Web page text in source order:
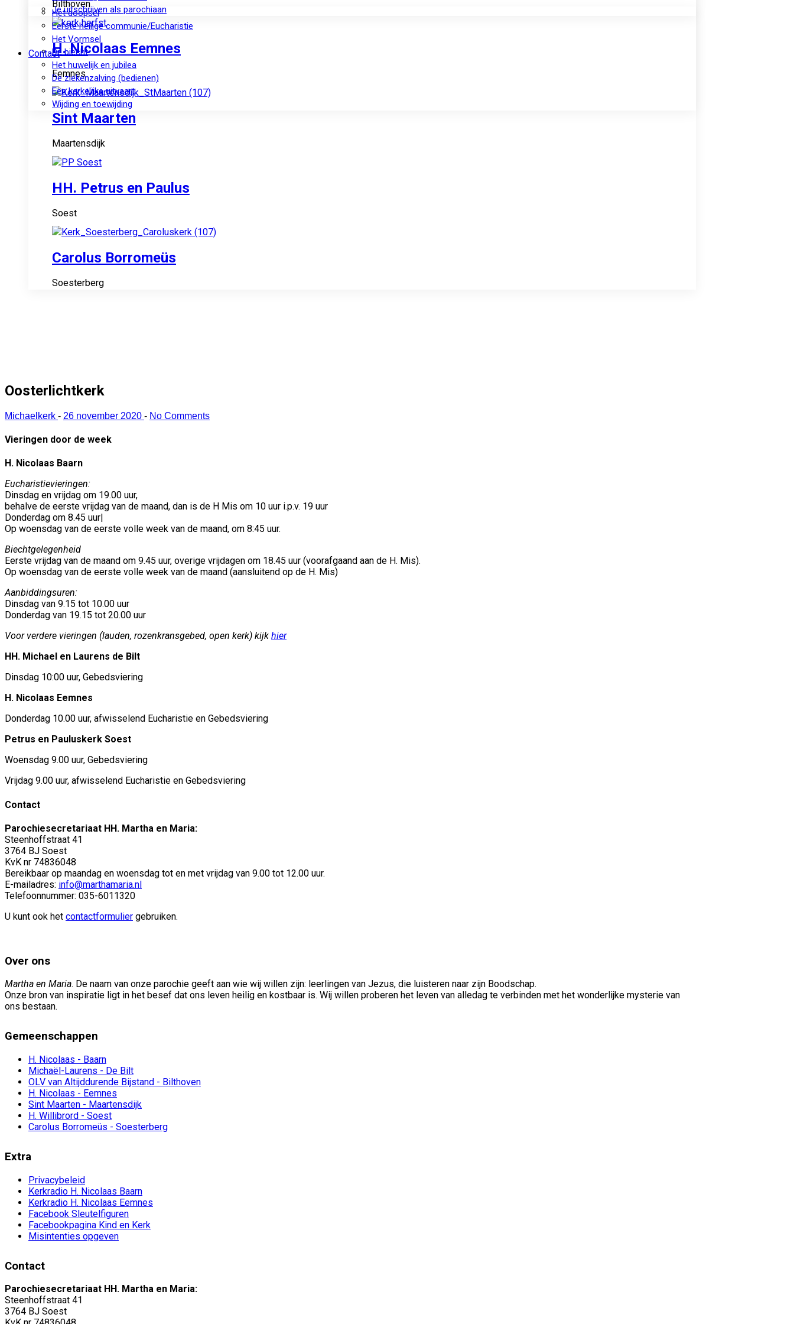
Bilthoven
H. Nicolaas Eemnes
Eemnes
Sint Maarten
Maartensdijk
HH. Petrus en Paulus
Soest
Carolus Borromeüs
Soesterberg
Je uitschrijven als parochiaan
Het doopsel
Eerste heilige communie/Eucharistie
Het Vormsel
De biecht
Het huwelijk en jubilea
De ziekenzalving (bedienen)
Een kerkelijke uitvaart
Wijding en toewijding
Contact
Oosterlichtkerk
Michaelkerk - 26 november 2020 - No Comments
Vieringen door de week
H. Nicolaas Baarn
Eucharistievieringen:
Dinsdag en vrijdag om 19.00 uur,
behalve de eerste vrijdag van de maand, dan is de H Mis om 10 uur i.p.v. 19 uur
Donderdag om 8.45 uur|
Op woensdag van de eerste volle week van de maand, om 8:45 uur.
Biechtgelegenheid
Eerste vrijdag van de maand om 9.45 uur, overige vrijdagen om 18.45 uur (voorafgaand aan de H. Mis).
Op woensdag van de eerste volle week van de maand (aansluitend op de H. Mis)
Aanbiddingsuren:
Dinsdag van 9.15 tot 10.00 uur
Donderdag van 19.15 tot 20.00 uur
Voor verdere vieringen (lauden, rozenkransgebed, open kerk) kijk hier
HH. Michael en Laurens de Bilt
Dinsdag 10:00 uur, Gebedsviering
H. Nicolaas Eemnes
Donderdag 10.00 uur, afwisselend Eucharistie en Gebedsviering
Petrus en Pauluskerk Soest
Woensdag 9.00 uur, Gebedsviering
Vrijdag 9.00 uur, afwisselend Eucharistie en Gebedsviering
Contact
Parochiesecretariaat HH. Martha en Maria:
Steenhoffstraat 41
3764 BJ Soest
KvK nr 74836048
Bereikbaar op maandag en woensdag tot en met vrijdag van 9.00 tot 12.00 uur.
E-mailadres: info@marthamaria.nl
Telefoonnummer: 035-6011320
U kunt ook het contactformulier gebruiken.
Over ons
Martha en Maria. De naam van onze parochie geeft aan wie wij willen zijn: leerlingen van Jezus, die luisteren naar zijn Boodschap.
Onze bron van inspiratie ligt in het besef dat ons leven heilig en kostbaar is. Wij willen proberen het leven van alledag te verbinden met het wonderlijke mysterie van
ons bestaan.
Gemeenschappen
H. Nicolaas - Baarn
Michaël-Laurens - De Bilt
OLV van Altijddurende Bijstand - Bilthoven
H. Nicolaas - Eemnes
Sint Maarten - Maartensdijk
H. Willibrord - Soest
Carolus Borromeüs - Soesterberg
Extra
Privacybeleid
Kerkradio H. Nicolaas Baarn
Kerkradio H. Nicolaas Eemnes
Facebook Sleutelfiguren
Facebookpagina Kind en Kerk
Misintenties opgeven
Contact
Parochiesecretariaat HH. Martha en Maria:
Steenhoffstraat 41
3764 BJ Soest